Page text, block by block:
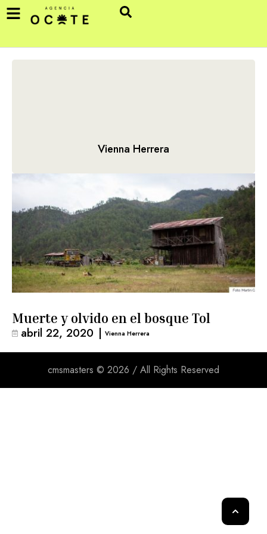
Vienna Herrera
Muerte y olvido en el bosque Tol
abril 22, 2020 | Vienna Herrera
cmsmasters © 2026 / All Rights Reserved